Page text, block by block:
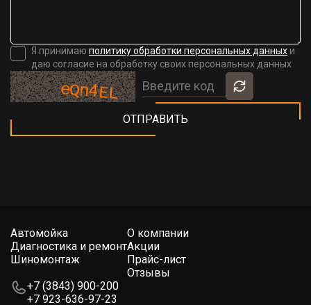
Я принимаю политику обработки персональных данныхи
даю согласие на обработку своих персональных данных
+7 (3843) 900-200
+7 923-636-97-23
Автомойка
Диагностика и ремонт
Шиномонтаж
О компании
Акции
Прайс-лист
Отзывы